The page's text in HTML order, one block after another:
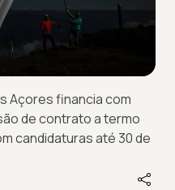
Açores financia com
de contrato a termo
candidaturas até 30 de